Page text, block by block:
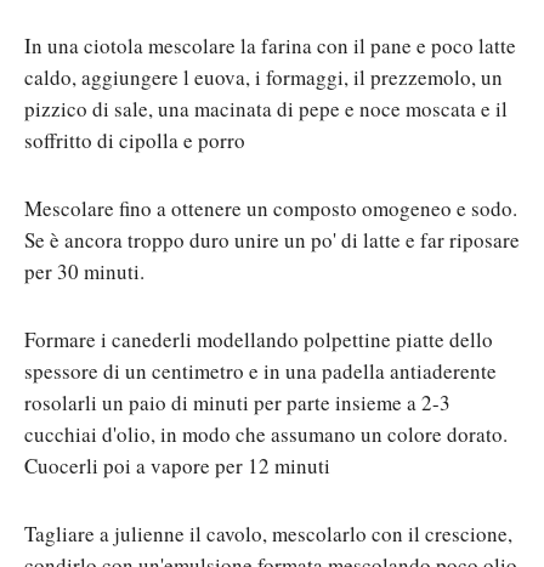
In una ciotola mescolare la farina con il pane e poco latte
caldo, aggiungere l euova, i formaggi, il prezzemolo, un
pizzico di sale, una macinata di pepe e noce moscata e il
soffritto di cipolla e porro
Mescolare fino a ottenere un composto omogeneo e sodo.
Se è ancora troppo duro unire un po' di latte e far riposare
per 30 minuti.
Formare i canederli modellando polpettine piatte dello
spessore di un centimetro e in una padella antiaderente
rosolarli un paio di minuti per parte insieme a 2-3
cucchiai d'olio, in modo che assumano un colore dorato.
Cuocerli poi a vapore per 12 minuti
Tagliare a julienne il cavolo, mescolarlo con il crescione,